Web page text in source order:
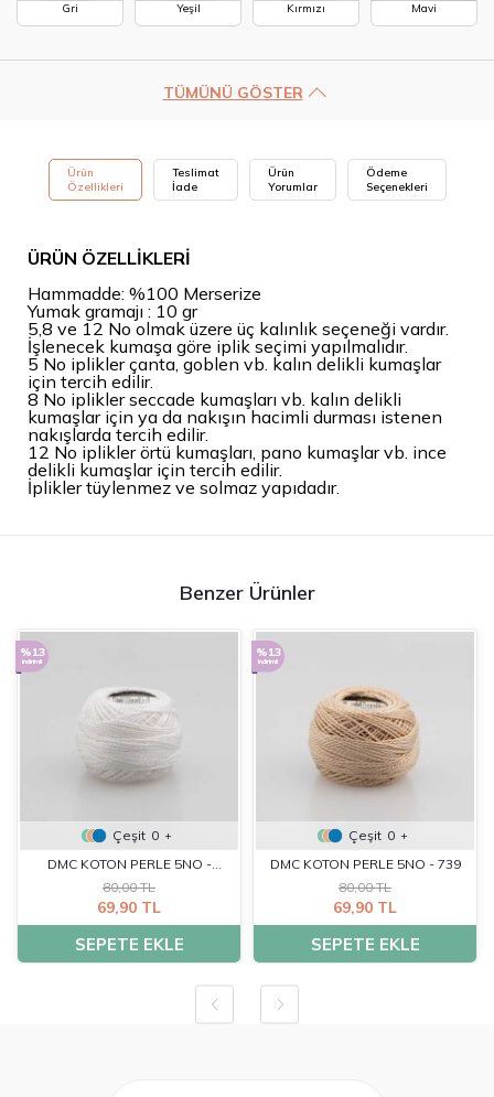
Gri Yeşil Kırmızı Mavi
TÜMÜNÜ GÖSTER
Ürün
Özellikleri
Teslimat
İade
Ürün
Yorumlar
Ödeme
Seçenekleri
ÜRÜN ÖZELLİKLERİ
Hammadde: %100 Merserize
Yumak gramajı : 10 gr
5,8 ve 12 No olmak üzere üç kalınlık seçeneği vardır.
İşlenecek kumaşa göre iplik seçimi yapılmalıdır.
5 No iplikler çanta, goblen vb. kalın delikli kumaşlar
için tercih edilir.
8 No iplikler seccade kumaşları vb. kalın delikli
kumaşlar için ya da nakışın hacimli durması istenen
nakışlarda tercih edilir.
12 No iplikler örtü kumaşları, pano kumaşlar vb. ince
delikli kumaşlar için tercih edilir.
İplikler tüylenmez ve solmaz yapıdadır.
Benzer Ürünler
%13
indirimli
Çeşit 0 +
DMC KOTON PERLE 5NO -
BLANC
80,00 TL
69,90 TL
SEPETE EKLE
%13
indirimli
Çeşit 0 +
DMC KOTON PERLE 5NO - 739
80,00 TL
69,90 TL
SEPETE EKLE